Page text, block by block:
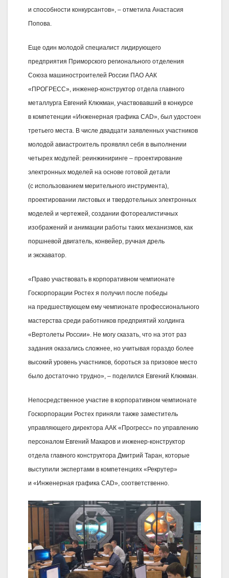
и способности конкурсантов», – отметила Анастасия
Попова.
Еще один молодой специалист лидирующего
предприятия Приморского регионального отделения
Союза машиностроителей России ПАО ААК
«ПРОГРЕСС», инженер-конструктор отдела главного
металлурга Евгений Клюкман, участвовавший в конкурсе
в компетенции «Инженерная графика CAD», был удостоен
третьего места. В числе двадцати заявленных участников
молодой авиастроитель проявлял себя в выполнении
четырех модулей: реинжиниринге – проектирование
электронных моделей на основе готовой детали
(с использованием мерительного инструмента),
проектировании листовых и твердотельных электронных
моделей и чертежей, создании фотореалистичных
изображений и анимации работы таких механизмов, как
поршневой двигатель, конвейер, ручная дрель
и экскаватор.
«Право участвовать в корпоративном чемпионате
Госкорпорации Ростех я получил после победы
на предшествующем ему чемпионате профессионального
мастерства среди работников предприятий холдинга
«Вертолеты России». Не могу сказать, что на этот раз
задания оказались сложнее, но учитывая гораздо более
высокий уровень участников, бороться за призовое место
было достаточно трудно», – поделился Евгений Клюкман.
Непосредственное участие в корпоративном чемпионате
Госкорпорации Ростех приняли также заместитель
управляющего директора ААК «Прогресс» по управлению
персоналом Евгений Макаров и инженер-конструктор
отдела главного конструктора Дмитрий Таран, которые
выступили экспертами в компетенциях «Рекрутер»
и «Инженерная графика CAD», соответственно.